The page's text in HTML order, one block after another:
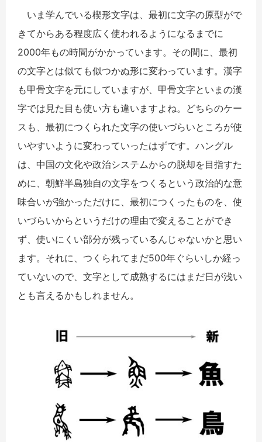
いま学んでいる楔形文字は、最初に文字の原型がで
きてからある程度広く使われるようになるまでに
2000年もの時間がかかっています。その間に、最初
の文字とは似ても似つかぬ形に変わっています。漢字
も甲骨文字を元にしていますが、甲骨文字といまの漢
字では見た目も使い方も違いますよね。どちらのケー
スも、最初につくられた文字の使いづらいところが使
いやすいように変わっていったはずです。ハングル
は、中国の文化や政治システムからの脱却を目指すた
めに、朝鮮半島独自の文字をつくるという政治的な意
味合いが強かっただけに、最初につくったものを、使
いづらいからというだけの理由で変えることができ
ず、使いにくい部分が残っているんじゃないかと思い
ます。それに、つくられてまだ500年ぐらいしか経っ
ていないので、文字として成熟するにはまだ日が浅い
とも言えるかもしれません。